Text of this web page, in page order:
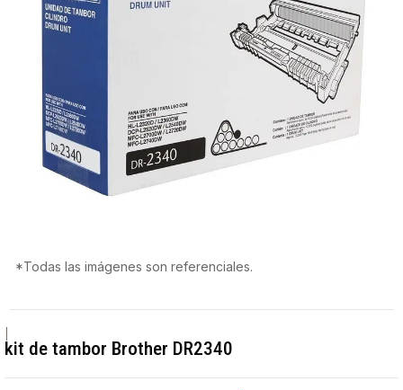
*Todas las imágenes son referenciales.
kit de tambor Brother DR2340